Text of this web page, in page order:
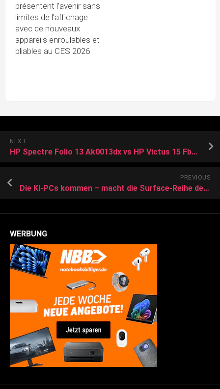
présentent l’avenir sans
limites de l’affichage
avec de nouveaux
appareils enroulables et
pliables au CES 2026
NEXT
HP Spectre Folio 13 Ak0013dx vs HP Victus 15 Fb0147ax
PREVIOUS
Die KI-PCs kommen – macht die Surface-Reihe den Anfang?
WERBUNG